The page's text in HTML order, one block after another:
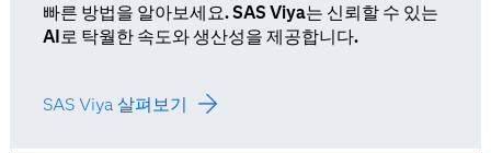
빠른 방법을 알아보세요. SAS Viya는 신뢰할 수 있는
AI로 탁월한 속도와 생산성을 제공합니다.
SAS Viya 살펴보기